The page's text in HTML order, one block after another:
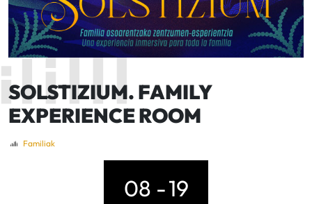
SOLSTIZIUM. FAMILY
EXPERIENCE ROOM
Familiak
08 -19